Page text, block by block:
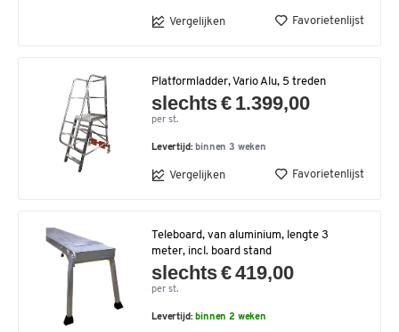
Vergelijken Favorietenlijst
Platformladder, Vario Alu, 5 treden
slechts € 1.399,00
per st.
Levertijd: binnen 3 weken
Vergelijken Favorietenlijst
Teleboard, van aluminium, lengte 3
meter, incl. board stand
slechts € 419,00
per st.
Levertijd: binnen 2 weken